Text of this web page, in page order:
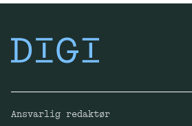
Ansvarlig redaktør